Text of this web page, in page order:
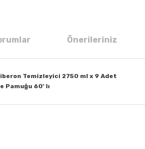
Önerileriniz
Temizleyici 2750 ml x 9 Adet
Pamuğu 60' lı